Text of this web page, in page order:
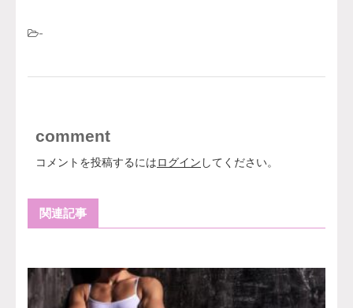
-
comment
コメントを投稿するにはログイン してください。
関連記事